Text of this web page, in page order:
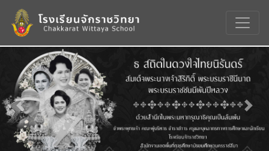
Previous Next